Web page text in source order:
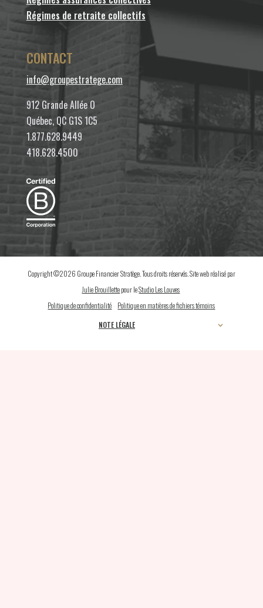
Régimes de retraite collectifs
CONTACT
info@groupestratege.com
912 Grande Allée O
Québec, QC G1S 1C5
1.877.628.9449
418.628.4500
Copyright ©2026 Groupe Financier Stratège. Tous droits réservés. Site web réalisé par
Julie Brouillettepour leStudio Les Louves
Politique de confidentialité
Politique en matières de fichiers témoins
NOTE LÉGALE